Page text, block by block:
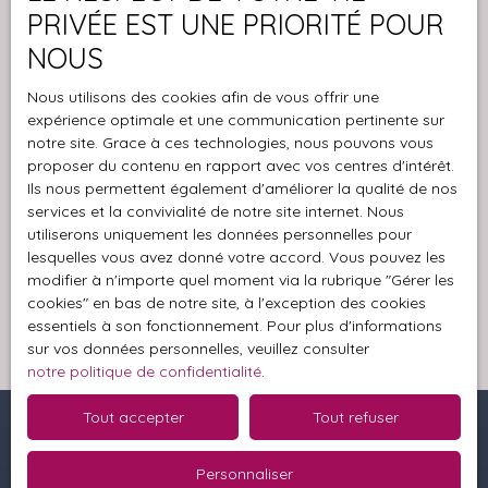
L223-1 du code de la consommation, sur le site
Internet www.bloctel.gouv.fr ou par courrier
adressé à :
Société Worldline, Service Bloctel, CS 61311, 41013
BLOIS CEDEX.
Pour en savoir plus sur le traitement de vos
données personnelles, veuillez consulter notre
politique de confidentialité.
Recevoir des annonces
Je recherche un bien
PRIVÉE EST UNE PRIORITÉ POUR
NOUS
Nous utilisons des cookies afin de vous offrir une
expérience optimale et une communication pertinente sur
notre site. Grace à ces technologies, nous pouvons vous
proposer du contenu en rapport avec vos centres d'intérêt.
Ils nous permettent également d'améliorer la qualité de nos
services et la convivialité de notre site internet. Nous
utiliserons uniquement les données personnelles pour
lesquelles vous avez donné votre accord. Vous pouvez les
modifier à n'importe quel moment via la rubrique ″Gérer les
cookies″ en bas de notre site, à l'exception des cookies
essentiels à son fonctionnement. Pour plus d'informations
sur vos données personnelles, veuillez consulter
notre politique de confidentialité.
Tout accepter Tout refuser
Personnaliser